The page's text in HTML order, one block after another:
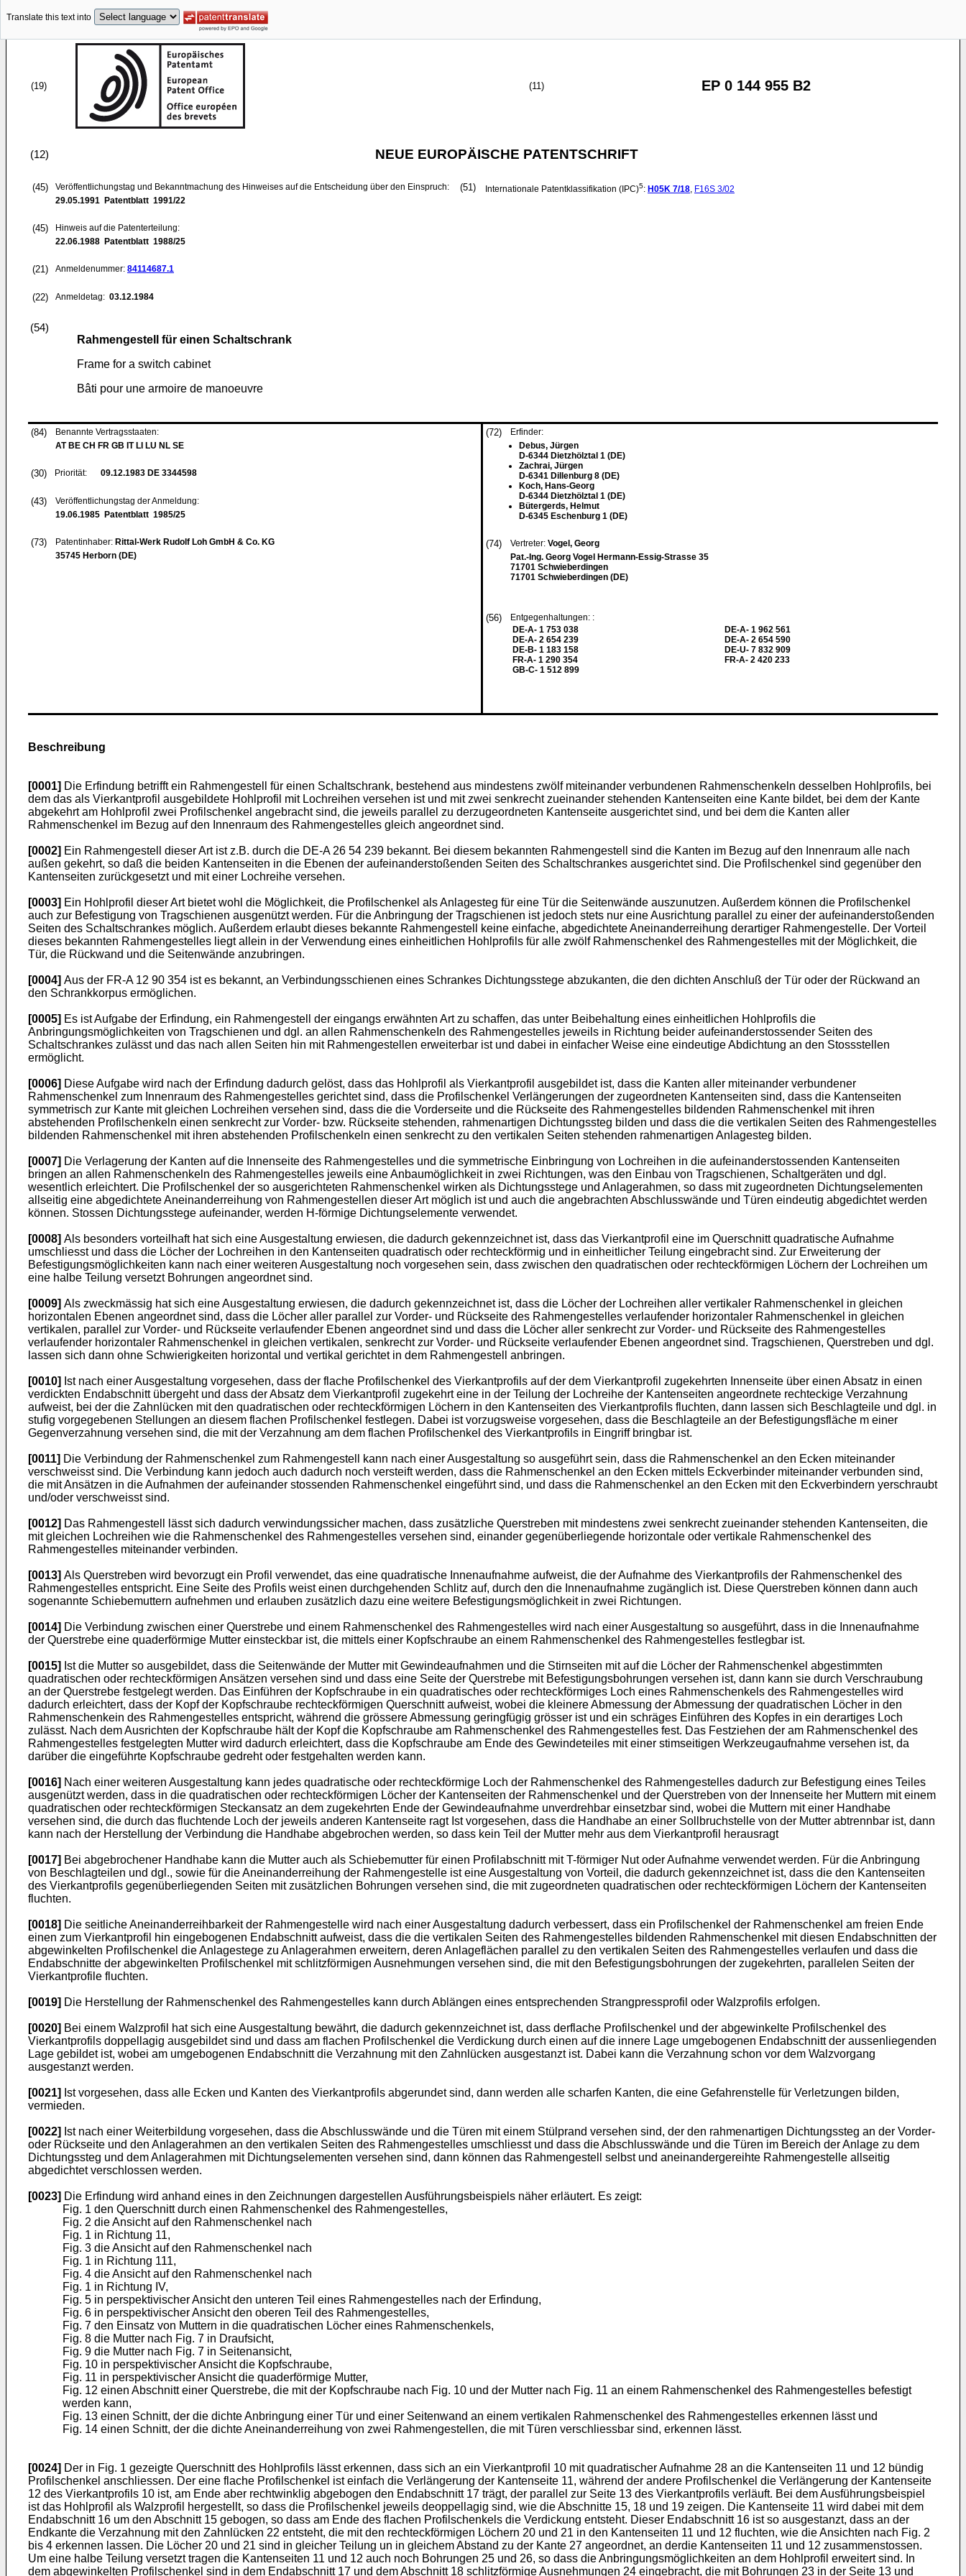
Translate this text into
(19) (11) EP 0 144 955 B2
(12) NEUE EUROPÄISCHE PATENTSCHRIFT
(45)
Veröffentlichungstag und Bekanntmachung des Hinweises auf die Entscheidung über den Einspruch:
29.05.1991 Patentblatt 1991/22
(45)
Hinweis auf die Patenterteilung:
22.06.1988 Patentblatt 1988/25
(21) Anmeldenummer: 84114687.1
(22) Anmeldetag: 03.12.1984
(51) Internationale Patentklassifikation (IPC)5: H05K 7/18, F16S 3/02
(54)
Rahmengestell für einen Schaltschrank
Frame for a switch cabinet
Bâti pour une armoire de manoeuvre
(84)
Benannte Vertragsstaaten:
AT BE CH FR GB IT LI LU NL SE
(30) Priorität: 09.12.1983 DE 3344598
(43)
Veröffentlichungstag der Anmeldung:
19.06.1985 Patentblatt 1985/25
(73) Patentinhaber: Rittal-Werk Rudolf Loh GmbH & Co. KG
35745 Herborn (DE)
(72)
Erfinder:
Debus, Jürgen
D-6344 Dietzhölztal 1 (DE)
Zachrai, Jürgen
D-6341 Dillenburg 8 (DE)
Koch, Hans-Georg
D-6344 Dietzhölztal 1 (DE)
Bütergerds, Helmut
D-6345 Eschenburg 1 (DE)
(74) Vertreter: Vogel, Georg
Pat.-Ing. Georg Vogel Hermann-Essig-Strasse 35
71701 Schwieberdingen
71701 Schwieberdingen (DE)
(56)
Entgegenhaltungen: :
DE-A- 1 753 038
DE-A- 2 654 239
DE-B- 1 183 158
FR-A- 1 290 354
GB-C- 1 512 899
DE-A- 1 962 561
DE-A- 2 654 590
DE-U- 7 832 909
FR-A- 2 420 233
Beschreibung
[0001] Die Erfindung betrifft ein Rahmengestell für einen Schaltschrank, bestehend aus mindestens zwölf miteinander verbundenen Rahmenschenkeln desselben Hohlprofils, bei
dem das als Vierkantprofil ausgebildete Hohlprofil mit Lochreihen versehen ist und mit zwei senkrecht zueinander stehenden Kantenseiten eine Kante bildet, bei dem der Kante
abgekehrt am Hohlprofil zwei Profilschenkel angebracht sind, die jeweils parallel zu derzugeordneten Kantenseite ausgerichtet sind, und bei dem die Kanten aller
Rahmenschenkel im Bezug auf den Innenraum des Rahmengestelles gleich angeordnet sind.
[0002] Ein Rahmengestell dieser Art ist z.B. durch die DE-A 26 54 239 bekannt. Bei diesem bekannten Rahmengestell sind die Kanten im Bezug auf den Innenraum alle nach
außen gekehrt, so daß die beiden Kantenseiten in die Ebenen der aufeinanderstoßenden Seiten des Schaltschrankes ausgerichtet sind. Die Profilschenkel sind gegenüber den
Kantenseiten zurückgesetzt und mit einer Lochreihe versehen.
[0003] Ein Hohlprofil dieser Art bietet wohl die Möglichkeit, die Profilschenkel als Anlagesteg für eine Tür die Seitenwände auszunutzen. Außerdem können die Profilschenkel
auch zur Befestigung von Tragschienen ausgenützt werden. Für die Anbringung der Tragschienen ist jedoch stets nur eine Ausrichtung parallel zu einer der aufeinanderstoßenden
Seiten des Schaltschrankes möglich. Außerdem erlaubt dieses bekannte Rahmengestell keine einfache, abgedichtete Aneinanderreihung derartiger Rahmengestelle. Der Vorteil
dieses bekannten Rahmengestelles liegt allein in der Verwendung eines einheitlichen Hohlprofils für alle zwölf Rahmenschenkel des Rahmengestelles mit der Möglichkeit, die
Tür, die Rückwand und die Seitenwände anzubringen.
[0004] Aus der FR-A 12 90 354 ist es bekannt, an Verbindungsschienen eines Schrankes Dichtungsstege abzukanten, die den dichten Anschluß der Tür oder der Rückwand an
den Schrankkorpus ermöglichen.
[0005] Es ist Aufgabe der Erfindung, ein Rahmengestell der eingangs erwähnten Art zu schaffen, das unter Beibehaltung eines einheitlichen Hohlprofils die
Anbringungsmöglichkeiten von Tragschienen und dgl. an allen RahmenschenkeIn des Rahmengestelles jeweils in Richtung beider aufeinanderstossender Seiten des
Schaltschrankes zulässt und das nach allen Seiten hin mit Rahmengestellen erweiterbar ist und dabei in einfacher Weise eine eindeutige Abdichtung an den Stossstellen
ermöglicht.
[0006] Diese Aufgabe wird nach der Erfindung dadurch gelöst, dass das Hohlprofil als Vierkantprofil ausgebildet ist, dass die Kanten aller miteinander verbundener
Rahmenschenkel zum Innenraum des Rahmengestelles gerichtet sind, dass die Profilschenkel Verlängerungen der zugeordneten Kantenseiten sind, dass die Kantenseiten
symmetrisch zur Kante mit gleichen Lochreihen versehen sind, dass die die Vorderseite und die Rückseite des Rahmengestelles bildenden Rahmenschenkel mit ihren
abstehenden Profilschenkeln einen senkrecht zur Vorder- bzw. Rückseite stehenden, rahmenartigen Dichtungssteg bilden und dass die die vertikalen Seiten des Rahmengestelles
bildenden Rahmenschenkel mit ihren abstehenden Profilschenkeln einen senkrecht zu den vertikalen Seiten stehenden rahmenartigen Anlagesteg bilden.
[0007] Die Verlagerung der Kanten auf die Innenseite des Rahmengestelles und die symmetrische Einbringung von Lochreihen in die aufeinanderstossenden Kantenseiten
bringen an allen Rahmenschenkeln des Rahmengestelles jeweils eine Anbaumöglichkeit in zwei Richtungen, was den Einbau von Tragschienen, Schaltgeräten und dgl.
wesentlich erleichtert. Die Profilschenkel der so ausgerichteten Rahmenschenkel wirken als Dichtungsstege und Anlagerahmen, so dass mit zugeordneten Dichtungselementen
allseitig eine abgedichtete Aneinanderreihung von Rahmengestellen dieser Art möglich ist und auch die angebrachten Abschlusswände und Türen eindeutig abgedichtet werden
können. Stossen Dichtungsstege aufeinander, werden H-förmige Dichtungselemente verwendet.
[0008] Als besonders vorteilhaft hat sich eine Ausgestaltung erwiesen, die dadurch gekennzeichnet ist, dass das Vierkantprofil eine im Querschnitt quadratische Aufnahme
umschliesst und dass die Löcher der Lochreihen in den Kantenseiten quadratisch oder rechteckförmig und in einheitlicher Teilung eingebracht sind. Zur Erweiterung der
Befestigungsmöglichkeiten kann nach einer weiteren Ausgestaltung noch vorgesehen sein, dass zwischen den quadratischen oder rechteckförmigen Löchern der Lochreihen um
eine halbe Teilung versetzt Bohrungen angeordnet sind.
[0009] Als zweckmässig hat sich eine Ausgestaltung erwiesen, die dadurch gekennzeichnet ist, dass die Löcher der Lochreihen aller vertikaler Rahmenschenkel in gleichen
horizontalen Ebenen angeordnet sind, dass die Löcher aller parallel zur Vorder- und Rückseite des Rahmengestelles verlaufender horizontaler Rahmenschenkel in gleichen
vertikalen, parallel zur Vorder- und Rückseite verlaufender Ebenen angeordnet sind und dass die Löcher aller senkrecht zur Vorder- und Rückseite des Rahmengestelles
verlaufender horizontaler Rahmenschenkel in gleichen vertikalen, senkrecht zur Vorder- und Rückseite verlaufender Ebenen angeordnet sind. Tragschienen, Querstreben und dgl.
lassen sich dann ohne Schwierigkeiten horizontal und vertikal gerichtet in dem Rahmengestell anbringen.
[0010] Ist nach einer Ausgestaltung vorgesehen, dass der flache Profilschenkel des Vierkantprofils auf der dem Vierkantprofil zugekehrten Innenseite über einen Absatz in einen
verdickten Endabschnitt übergeht und dass der Absatz dem Vierkantprofil zugekehrt eine in der Teilung der Lochreihe der Kantenseiten angeordnete rechteckige Verzahnung
aufweist, bei der die Zahnlücken mit den quadratischen oder rechteckförmigen Löchern in den Kantenseiten des Vierkantprofils fluchten, dann lassen sich Beschlagteile und dgl. in
stufig vorgegebenen Stellungen an diesem flachen Profilschenkel festlegen. Dabei ist vorzugsweise vorgesehen, dass die Beschlagteile an der Befestigungsfläche m einer
Gegenverzahnung versehen sind, die mit der Verzahnung am dem flachen Profilschenkel des Vierkantprofils in Eingriff bringbar ist.
[0011] Die Verbindung der Rahmenschenkel zum Rahmengestell kann nach einer Ausgestaltung so ausgeführt sein, dass die Rahmenschenkel an den Ecken miteinander
verschweisst sind. Die Verbindung kann jedoch auch dadurch noch versteift werden, dass die Rahmenschenkel an den Ecken mittels Eckverbinder miteinander verbunden sind,
die mit Ansätzen in die Aufnahmen der aufeinander stossenden Rahmenschenkel eingeführt sind, und dass die Rahmenschenkel an den Ecken mit den Eckverbindern yerschraubt
und/oder verschweisst sind.
[0012] Das Rahmengestell lässt sich dadurch verwindungssicher machen, dass zusätzliche Querstreben mit mindestens zwei senkrecht zueinander stehenden Kantenseiten, die
mit gleichen Lochreihen wie die Rahmenschenkel des Rahmengestelles versehen sind, einander gegenüberliegende horizontale oder vertikale Rahmenschenkel des
Rahmengestelles miteinander verbinden.
[0013] Als Querstreben wird bevorzugt ein Profil verwendet, das eine quadratische Innenaufnahme aufweist, die der Aufnahme des Vierkantprofils der Rahmenschenkel des
Rahmengestelles entspricht. Eine Seite des Profils weist einen durchgehenden Schlitz auf, durch den die Innenaufnahme zugänglich ist. Diese Querstreben können dann auch
sogenannte Schiebemuttern aufnehmen und erlauben zusätzlich dazu eine weitere Befestigungsmöglichkeit in zwei Richtungen.
[0014] Die Verbindung zwischen einer Querstrebe und einem Rahmenschenkel des Rahmengestelles wird nach einer Ausgestaltung so ausgeführt, dass in die Innenaufnahme
der Querstrebe eine quaderförmige Mutter einsteckbar ist, die mittels einer Kopfschraube an einem Rahmenschenkel des Rahmengestelles festlegbar ist.
[0015] Ist die Mutter so ausgebildet, dass die Seitenwände der Mutter mit Gewindeaufnahmen und die Stirnseiten mit auf die Löcher der Rahmenschenkel abgestimmten
quadratischen oder rechteckförmigen Ansätzen versehen sind und dass eine Seite der Querstrebe mit Befestigungsbohrungen versehen ist, dann kann sie durch Verschraubung
an der Querstrebe festgelegt werden. Das Einführen der Kopfschraube in ein quadratisches oder rechteckförmiges Loch eines Rahmenschenkels des Rahmengestelles wird
dadurch erleichtert, dass der Kopf der Kopfschraube rechteckförmigen Querschnitt aufweist, wobei die kleinere Abmessung der Abmessung der quadratischen Löcher in den
Rahmenschenkein des Rahmengestelles entspricht, während die grössere Abmessung geringfügig grösser ist und ein schräges Einführen des Kopfes in ein derartiges Loch
zulässt. Nach dem Ausrichten der Kopfschraube hält der Kopf die Kopfschraube am Rahmenschenkel des Rahmengestelles fest. Das Festziehen der am Rahmenschenkel des
Rahmengestelles festgelegten Mutter wird dadurch erleichtert, dass die Kopfschraube am Ende des Gewindeteiles mit einer stimseitigen Werkzeugaufnahme versehen ist, da
darüber die eingeführte Kopfschraube gedreht oder festgehalten werden kann.
[0016] Nach einer weiteren Ausgestaltung kann jedes quadratische oder rechteckförmige Loch der Rahmenschenkel des Rahmengestelles dadurch zur Befestigung eines Teiles
ausgenützt werden, dass in die quadratischen oder rechteckförmigen Löcher der Kantenseiten der Rahmenschenkel und der Querstreben von der Innenseite her Muttern mit einem
quadratischen oder rechteckförmigen Steckansatz an dem zugekehrten Ende der Gewindeaufnahme unverdrehbar einsetzbar sind, wobei die Muttern mit einer Handhabe
versehen sind, die durch das fluchtende Loch der jeweils anderen Kantenseite ragt Ist vorgesehen, dass die Handhabe an einer Sollbruchstelle von der Mutter abtrennbar ist, dann
kann nach der Herstellung der Verbindung die Handhabe abgebrochen werden, so dass kein Teil der Mutter mehr aus dem Vierkantprofil herausragt
[0017] Bei abgebrochener Handhabe kann die Mutter auch als Schiebemutter für einen Profilabschnitt mit T-förmiger Nut oder Aufnahme verwendet werden. Für die Anbringung
von Beschlagteilen und dgl., sowie für die Aneinanderreihung der Rahmengestelle ist eine Ausgestaltung von Vorteil, die dadurch gekennzeichnet ist, dass die den Kantenseiten
des Vierkantprofils gegenüberliegenden Seiten mit zusätzlichen Bohrungen versehen sind, die mit zugeordneten quadratischen oder rechteckförmigen Löchern der Kantenseiten
fluchten.
[0018] Die seitliche Aneinanderreihbarkeit der Rahmengestelle wird nach einer Ausgestaltung dadurch verbessert, dass ein Profilschenkel der Rahmenschenkel am freien Ende
einen zum Vierkantprofil hin eingebogenen Endabschnitt aufweist, dass die die vertikalen Seiten des Rahmengestelles bildenden Rahmenschenkel mit diesen Endabschnitten der
abgewinkelten Profilschenkel die Anlagestege zu Anlagerahmen erweitern, deren Anlageflächen parallel zu den vertikalen Seiten des Rahmengestelles verlaufen und dass die
Endabschnitte der abgewinkelten Profilschenkel mit schlitzförmigen Ausnehmungen versehen sind, die mit den Befestigungsbohrungen der zugekehrten, parallelen Seiten der
Vierkantprofile fluchten.
[0019] Die Herstellung der Rahmenschenkel des Rahmengestelles kann durch Ablängen eines entsprechenden Strangpressprofil oder Walzprofils erfolgen.
[0020] Bei einem Walzprofil hat sich eine Ausgestaltung bewährt, die dadurch gekennzeichnet ist, dass derflache Profilschenkel und der abgewinkelte Profilschenkel des
Vierkantprofils doppellagig ausgebildet sind und dass am flachen Profilschenkel die Verdickung durch einen auf die innere Lage umgebogenen Endabschnitt der aussenliegenden
Lage gebildet ist, wobei am umgebogenen Endabschnitt die Verzahnung mit den Zahnlücken ausgestanzt ist. Dabei kann die Verzahnung schon vor dem Walzvorgang
ausgestanzt werden.
[0021] Ist vorgesehen, dass alle Ecken und Kanten des Vierkantprofils abgerundet sind, dann werden alle scharfen Kanten, die eine Gefahrenstelle für Verletzungen bilden,
vermieden.
[0022] Ist nach einer Weiterbildung vorgesehen, dass die Abschlusswände und die Türen mit einem Stülprand versehen sind, der den rahmenartigen Dichtungssteg an der Vorder-
oder Rückseite und den Anlagerahmen an den vertikalen Seiten des Rahmengestelles umschliesst und dass die Abschlusswände und die Türen im Bereich der Anlage zu dem
Dichtungssteg und dem Anlagerahmen mit Dichtungselementen versehen sind, dann können das Rahmengestell selbst und aneinandergereihte Rahmengestelle allseitig
abgedichtet verschlossen werden.
[0023] Die Erfindung wird anhand eines in den Zeichnungen dargestellen Ausführungsbeispiels näher erläutert. Es zeigt:
Fig. 1 den Querschnitt durch einen Rahmenschenkel des Rahmengestelles,
Fig. 2 die Ansicht auf den Rahmenschenkel nach
Fig. 1 in Richtung 11,
Fig. 3 die Ansicht auf den Rahmenschenkel nach
Fig. 1 in Richtung 111,
Fig. 4 die Ansicht auf den Rahmenschenkel nach
Fig. 1 in Richtung IV,
Fig. 5 in perspektivischer Ansicht den unteren Teil eines Rahmengestelles nach der Erfindung,
Fig. 6 in perspektivischer Ansicht den oberen Teil des Rahmengestelles,
Fig. 7 den Einsatz von Muttern in die quadratischen Löcher eines Rahmenschenkels,
Fig. 8 die Mutter nach Fig. 7 in Draufsicht,
Fig. 9 die Mutter nach Fig. 7 in Seitenansicht,
Fig. 10 in perspektivischer Ansicht die Kopfschraube,
Fig. 11 in perspektivischer Ansicht die quaderförmige Mutter,
Fig. 12 einen Abschnitt einer Querstrebe, die mit der Kopfschraube nach Fig. 10 und der Mutter nach Fig. 11 an einem Rahmenschenkel des Rahmengestelles befestigt
werden kann,
Fig. 13 einen Schnitt, der die dichte Anbringung einer Tür und einer Seitenwand an einem vertikalen Rahmenschenkel des Rahmengestelles erkennen lässt und
Fig. 14 einen Schnitt, der die dichte Aneinanderreihung von zwei Rahmengestellen, die mit Türen verschliessbar sind, erkennen lässt.
[0024] Der in Fig. 1 gezeigte Querschnitt des Hohlprofils lässt erkennen, dass sich an ein Vierkantprofil 10 mit quadratischer Aufnahme 28 an die Kantenseiten 11 und 12 bündig
Profilschenkel anschliessen. Der eine flache Profilschenkel ist einfach die Verlängerung der Kantenseite 11, während der andere Profilschenkel die Verlängerung der Kantenseite
12 des Vierkantprofils 10 ist, am Ende aber rechtwinklig abgebogen den Endabschnitt 17 trägt, der parallel zur Seite 13 des Vierkantprofils verläuft. Bei dem Ausführungsbeispiel
ist das Hohlprofil als Walzprofil hergestellt, so dass die Profilschenkel jeweils deoppellagig sind, wie die Abschnitte 15, 18 und 19 zeigen. Die Kantenseite 11 wird dabei mit dem
Endabschnitt 16 um den Abschnitt 15 gebogen, so dass am Ende des flachen Profilschenkels die Verdickung entsteht. Dieser Endabschnitt 16 ist so ausgestanzt, dass an der
Endkante die Verzahnung mit den Zahnlücken 22 entsteht, die mit den rechteckförmigen Löchern 20 und 21 in den Kantenseiten 11 und 12 fluchten, wie die Ansichten nach Fig. 2
bis 4 erkennen lassen. Die Löcher 20 und 21 sind in gleicher Teilung un in gleichem Abstand zu der Kante 27 angeordnet, an derdie Kantenseiten 11 und 12 zusammenstossen.
Um eine halbe Teilung versetzt tragen die Kantenseiten 11 und 12 auch noch Bohrungen 25 und 26, so dass die Anbringungsmöglichkeiten an dem Hohlprofil erweitert sind. In
dem abgewinkelten Profilschenkel sind in dem Endabschnitt 17 und dem Abschnitt 18 schlitzförmige Ausnehmungen 24 eingebracht, die mit Bohrungen 23 in der Seite 13 und